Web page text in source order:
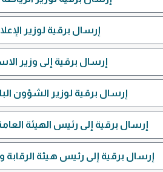
إرسال برقية لوزير
إرسال برقية إلى وزير
إرسال برقية لوزير الشؤون
إرسال برقية إلى رئيس الهيئة
إرسال برقية إلى رئيس هيئة